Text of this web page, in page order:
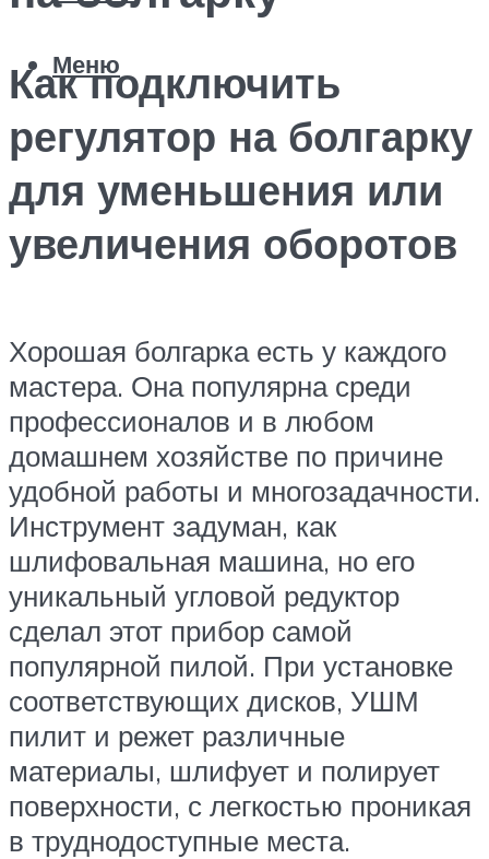
Меню
Как подключить
регулятор на болгарку
для уменьшения или
увеличения оборотов
Хорошая болгарка есть у каждого
мастера. Она популярна среди
профессионалов и в любом
домашнем хозяйстве по причине
удобной работы и многозадачности.
Инструмент задуман, как
шлифовальная машина, но его
уникальный угловой редуктор
сделал этот прибор самой
популярной пилой. При установке
соответствующих дисков, УШМ
пилит и режет различные
материалы, шлифует и полирует
поверхности, с легкостью проникая
в труднодоступные места.